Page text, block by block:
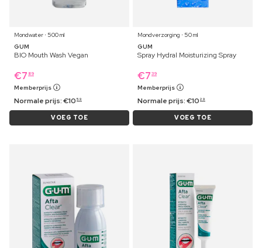
Mondwater ⋅ 500 ml
GUM
BIO Mouth Wash Vegan
€7 89
Memberprijs
Normale prijs:€10 59
VOEG TOE
Mondverzorging ⋅ 50 ml
GUM
Spray Hydral Moisturizing Spray
€7 39
Memberprijs
Normale prijs:€10 29
VOEG TOE